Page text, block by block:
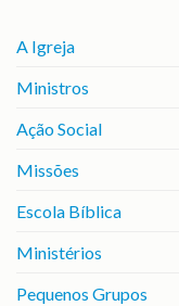
A Igreja
Ministros
Ação Social
Missões
Escola Bíblica
Ministérios
Pequenos Grupos